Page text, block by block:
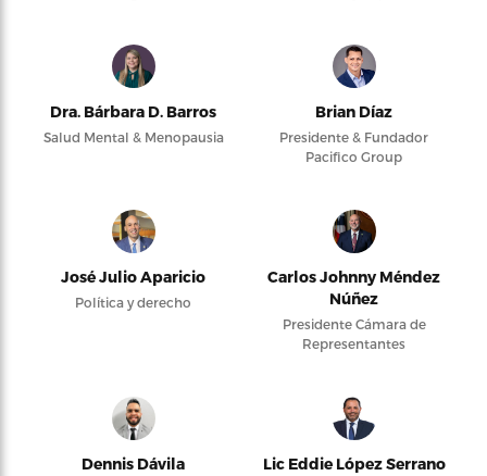
Dra. Bárbara D. Barros
Salud Mental & Menopausia
Brian Díaz
Presidente & Fundador
Pacifico Group
José Julio Aparicio
Política y derecho
Carlos Johnny Méndez
Núñez
Presidente Cámara de
Representantes
Dennis Dávila Lic Eddie López Serrano